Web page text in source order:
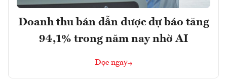
Doanh thu bán dẫn được dự báo tăng
94,1% trong năm nay nhờ AI
Đọc ngay